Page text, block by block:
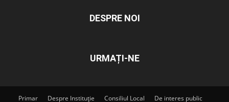
DESPRE NOI
URMAȚI-NE
Primar Despre Instituție Consiliul Local De interes public